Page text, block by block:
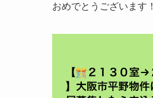
おめでとうございます！